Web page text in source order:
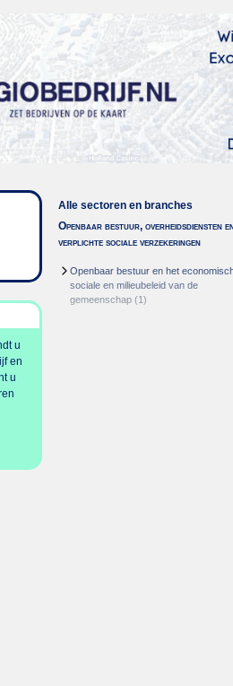
u
en
u
Alle sectoren en branches
Openbaar bestuur, overheidsdiensten
verplichte sociale verzekeringen
Openbaar bestuur en het
sociale en milieubeleid van de
gemeenschap (1)